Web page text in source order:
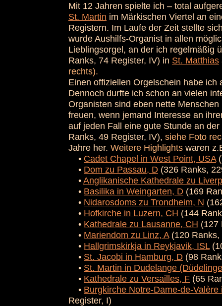
Mit 12 Jahren spielte ich – total
St. Martin im Märkischen Viertel an
Registern. Im Laufe der Zeit stellte
wurde Aushilfs-Organist in allen
Lieblingsorgel, an der ich regelmäßig
Ranks, 74 Register, IV) in St. Matthias
rechts).
Einen offiziellen Orgelschein habe ich
Dennoch durfte ich schon an vielen
Organisten sind eben nette
freuen, wenn jemand Interesse an
auf jeden Fall eine gute Stunde an der
Ranks, 49 Register, IV), siehe Foto
Jahre her. Weitere Highlights waren
• Cadet Chapel in West Point, USA
• Dom zu Passau, D (326 Ranks,
•Anglikanische Kathedrale zu
• Basilika in Weingarten, D (169
• Nidarosdoms zu Trondheim, N
• Hofkirche in Luzern, CH (144
• Kathedrale zu Lausanne, CH (127
• Mariendom zu Linz, A(120 Ranks,
• Hallgrimskirkja in Reykjavik, ISL
• St. Jacobi in Hamburg, D (98
• St. Martin in Dudelange
• Kathedrale zu Versailles, F (65
• Burgkirche Notre-Dame-de-
Register, I)